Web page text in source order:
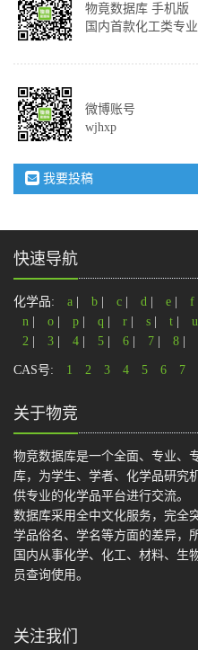
物竟数据库 手机版
国内首款化工类专
微博账号
wjhxp
我要投稿
快速导航
化学品: a b c d e f
n
o p q r s t u
2
3 4 5 6 7 8
CAS号: 1 2 3 4 5 6 7
关于物竞
物竞数据库是一个全面、专业、
库，为学生、学者、化学品研究
供专业的化学品平台进行交流。
数据库采用全中文化服务，完全
学品俗名、学名等方面的差异，
国内从事化学、化工、材料、生
员查询使用。
关注我们